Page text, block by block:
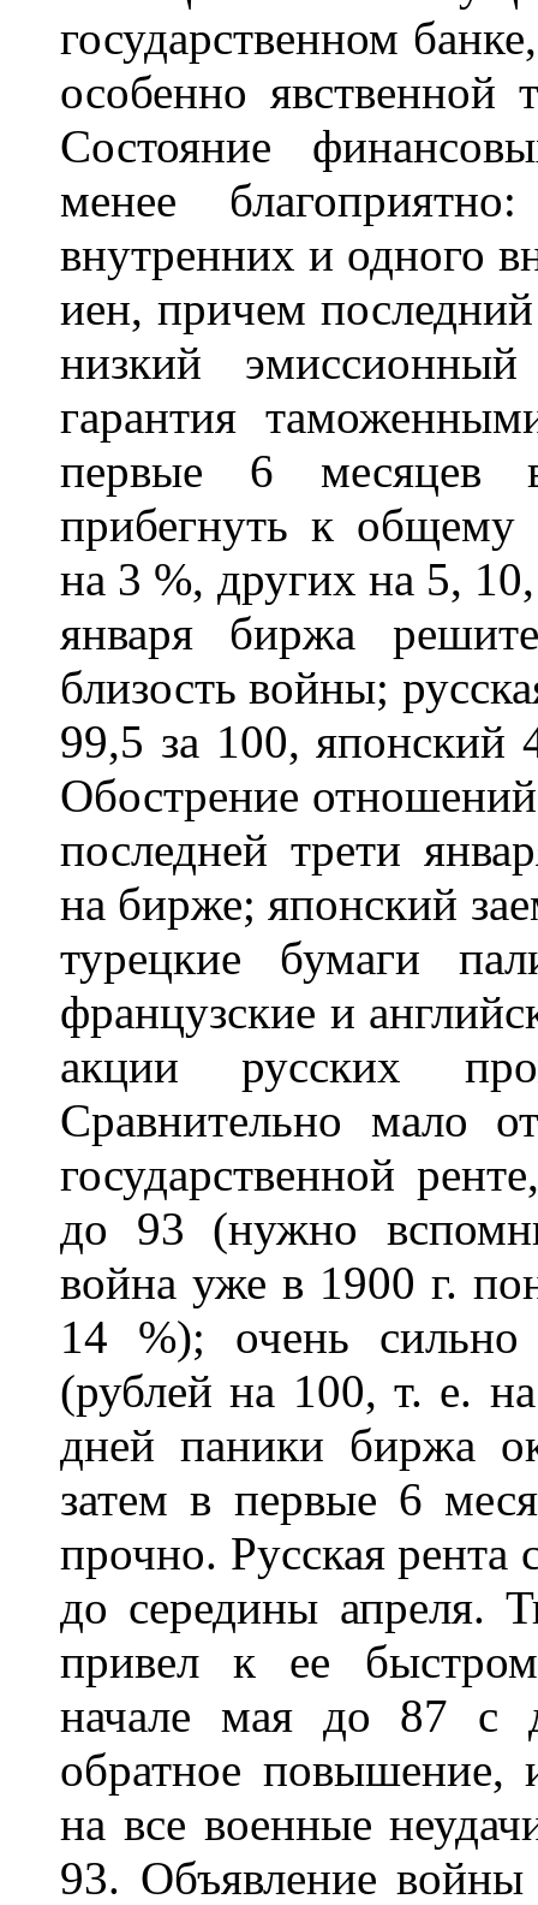
государственном
особенно
Состояние
менее
внутренних и одного
иен, причем
низкий
гарантия
первые 6 месяцев
прибегнуть к
на 3 %, других на 5,
января биржа
близость войны;
99,5 за 100,
Обострение
последней трети
на бирже; японский
турецкие бумаги
французские и
акции русских
Сравнительно мало
государственной
до 93 (нужно
война уже в 1900 г.
14 %); очень
(рублей на 100, т. е.
дней паники биржа
затем в первые 6
прочно. Русская рента
до середины апреля.
привел к ее
начале мая до 87 с
обратное повышение,
на все военные
93. Объявление